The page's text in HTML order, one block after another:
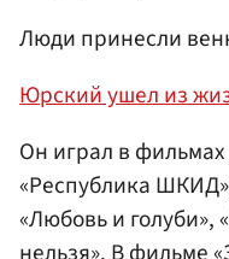
Люди принесли
Юрский ушел из
Он играл в
«Республика
«Любовь и голуби»,